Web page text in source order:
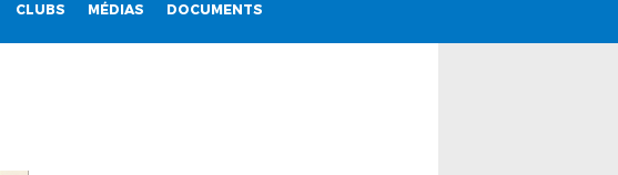
CLUBS MÉDIAS DOCUMENTS